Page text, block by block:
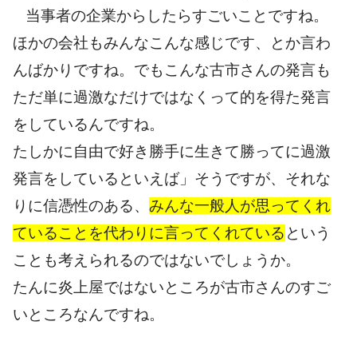
当事者の企業からしたらすごいことですね。
ほかの会社もみんなこんな感じです、とか言わ
んばかりですね。でもこんな古市さんの発言も
ただ単に過激なだけではなくって的を得た発言
をしているんですね。
たしかに自由で好き勝手に生きて勝ってに過激
発言をしているといえば」そうですが、それな
りに信憑性のある、 みんな一般人が思ってくれ
ていることを代わりに言ってくれている という
ことも考えられるのではないでしょうか。
たんに炎上屋ではないところが古市さんのすご
いところなんですね。